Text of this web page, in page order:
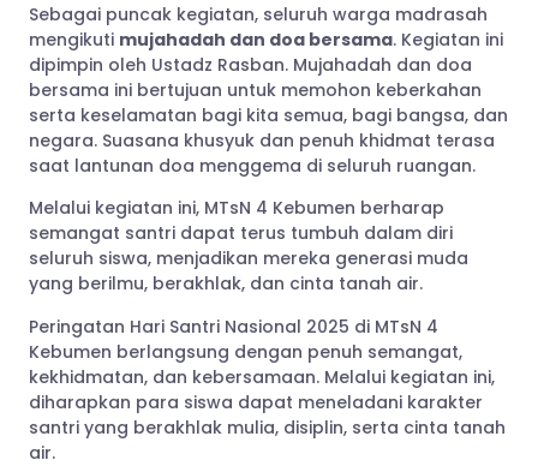
Sebagai puncak kegiatan, seluruh warga madrasah
mengikuti mujahadah dan doa bersama. Kegiatan ini
dipimpin oleh Ustadz Rasban. Mujahadah dan doa
bersama ini bertujuan untuk memohon keberkahan
serta keselamatan bagi kita semua, bagi bangsa, dan
negara. Suasana khusyuk dan penuh khidmat terasa
saat lantunan doa menggema di seluruh ruangan.
Melalui kegiatan ini, MTsN 4 Kebumen berharap
semangat santri dapat terus tumbuh dalam diri
seluruh siswa, menjadikan mereka generasi muda
yang berilmu, berakhlak, dan cinta tanah air.
Peringatan Hari Santri Nasional 2025 di MTsN 4
Kebumen berlangsung dengan penuh semangat,
kekhidmatan, dan kebersamaan. Melalui kegiatan ini,
diharapkan para siswa dapat meneladani karakter
santri yang berakhlak mulia, disiplin, serta cinta tanah
air.